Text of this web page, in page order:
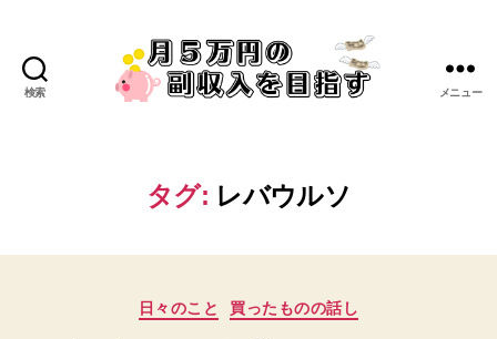
検索 メニュー
タグ: レバウルソ
日々のこと 買ったものの話し